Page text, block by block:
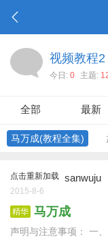
视频教程2
今日: 0 主题:
全部 最新
马万成(教程全集)
点击重新加载 sanwuju
2015-8-6
精华 马万成
声明与注意事项： 一